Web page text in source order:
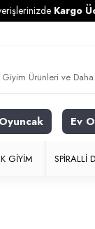
Kargo
Oyuncak Ev
GIYIM SPIRALLI